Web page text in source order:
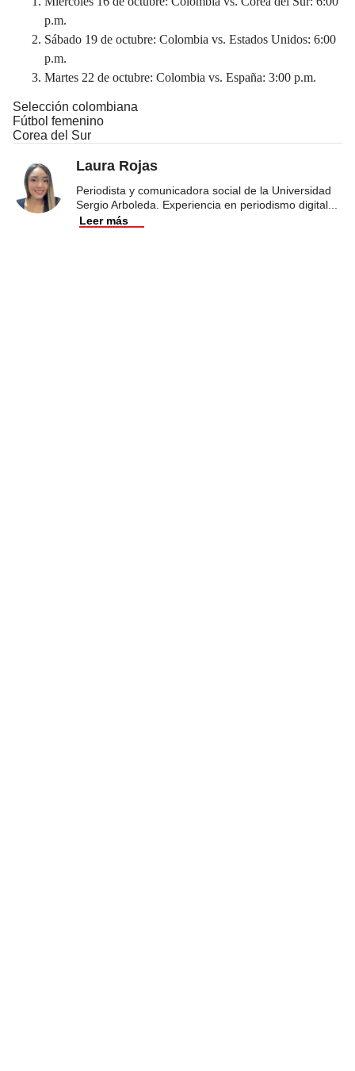
p.m.
Sábado 19 de octubre: Colombia vs. Estados Unidos: 6:00
p.m.
Martes 22 de octubre: Colombia vs. España: 3:00 p.m.
Selección colombiana
Fútbol femenino
Corea del Sur
Laura Rojas
Periodista y comunicadora social de la Universidad
Sergio Arboleda. Experiencia en periodismo digital
Leer más